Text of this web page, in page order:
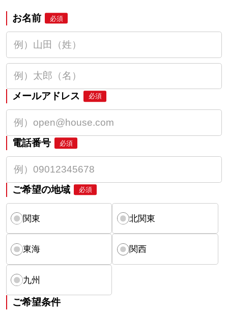
お名前 必須
メールアドレス 必須
電話番号 必須
ご希望の地域 必須
関東 北関東
東海 関西
九州
ご希望条件